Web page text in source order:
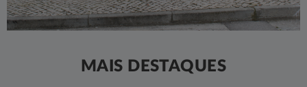
MAIS DESTAQUES